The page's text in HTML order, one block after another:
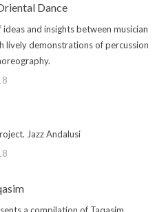
Dance
ideas and insights between musician
lively demonstrations of percussion
Jazz Andalusi